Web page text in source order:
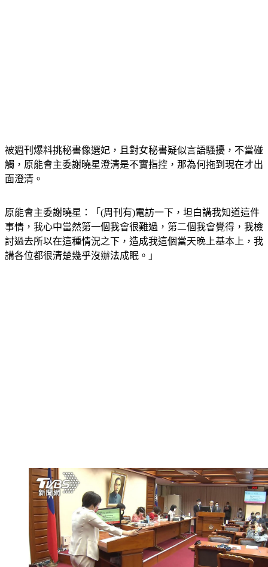
被週刊爆料挑秘書像選妃，且對女秘書疑似言語騷擾，不當碰
觸，原能會主委謝曉星澄清是不實指控，那為何拖到現在才出
原能會主委謝曉星：「(周刊有)電訪一下，坦白講我知道這件
事情，我心中當然第一個我會很難過，第二個我會覺得，我檢
討過去所以在這種情況之下，造成我這個當天晚上基本上，我